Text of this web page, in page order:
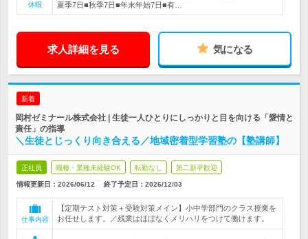
休暇
夏季7日■秋季7日■年末年始7日■有…
求人詳細を見る 気になる
新着
岡村ゼミナール株式会社 | 生徒一人ひとりにしっかりと目を向ける「愛情と
責任」の指導
＼生徒とじっくり向き合える／地域密着型学習塾の【塾講師】
正社員 職種・業種未経験OK 転勤なし 第二新卒歓迎
情報更新日：2026/06/12 終了予定日： 2026/12/03
仕事内容
【定期テスト対策＋受験対策メイン】小中学部門のクラス授業を
お任せします。／残業はほぼなくメリハリをつけて働けます。